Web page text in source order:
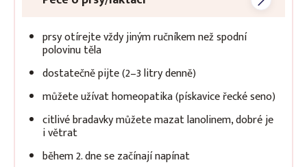
prsy otírejte vždy jiným ručníkem než spodní
polovinu těla
dostatečně pijte (2–3 litry denně)
můžete užívat homeopatika (pískavice řecké seno)
citlivé bradavky můžete mazat lanolinem, dobré je
i větrat
během 2. dne se začínají napínat